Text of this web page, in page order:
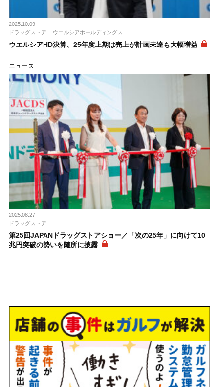
2025.10.09
ドラッグストア
ウエルシアホールディングス
ウエルシアHD決算、25年度上期は売上が計画未達も大幅増益
ニュース
2025.08.27
ドラッグストア
第25回JAPANドラッグストアショー／「次の25年」に向けて10
兆円突破の勢いを随所に披露